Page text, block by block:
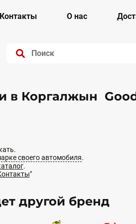
Контакты О нас
в Коргалжын
своего автомобиля.
.
"
другой бренд